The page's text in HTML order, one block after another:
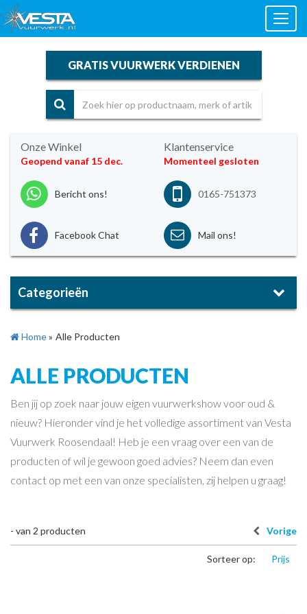
GRATIS VUURWERK VERDIENEN
Onze Winkel
Geopend vanaf 15 dec.
Klantenservice
Momenteel gesloten
Bericht ons! 0165-751373
Facebook Chat Mail ons!
Categorieën
Home» Alle Producten
ALLE PRODUCTEN
Ben jij op zoek naar jouw eigen vuurwerkshow voor oud &
nieuw? Hieronder vind je het volledige assortiment van Vesta
Vuurwerk Roosendaal! Heb je een vraag over een van de
producten of wil je gewoon goed advies? Neem dan even
contact op met een van onze specialisten, zij helpen u graag!
- van 2 producten Vorige
Sorteer op: Prijs